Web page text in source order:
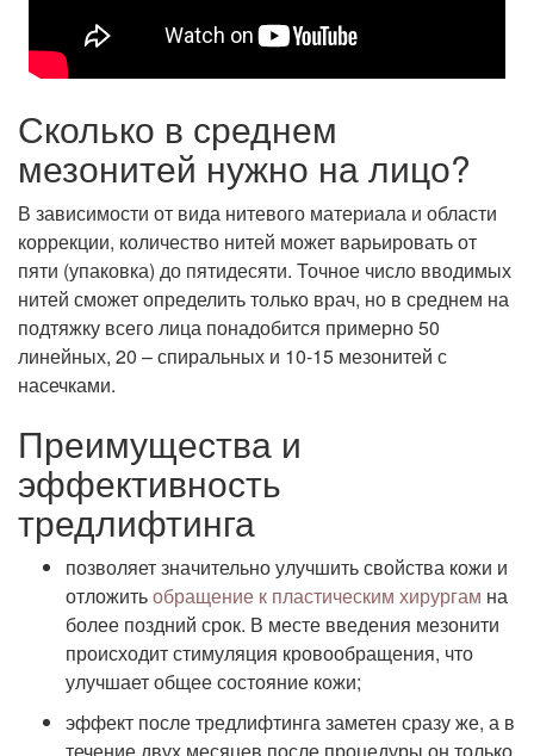
Сколько в среднем
мезонитей нужно на лицо?
В зависимости от вида нитевого материала и области
коррекции, количество нитей может варьировать от
пяти (упаковка) до пятидесяти. Точное число вводимых
нитей сможет определить только врач, но в среднем на
подтяжку всего лица понадобится примерно 50
линейных, 20 – спиральных и 10-15 мезонитей с
насечками.
Преимущества и
эффективность
тредлифтинга
позволяет значительно улучшить свойства кожи и
отложитьобращение к пластическим хирургам на
более поздний срок. В месте введения мезонити
происходит стимуляция кровообращения, что
улучшает общее состояние кожи;
эффект после тредлифтинга заметен сразу же, а в